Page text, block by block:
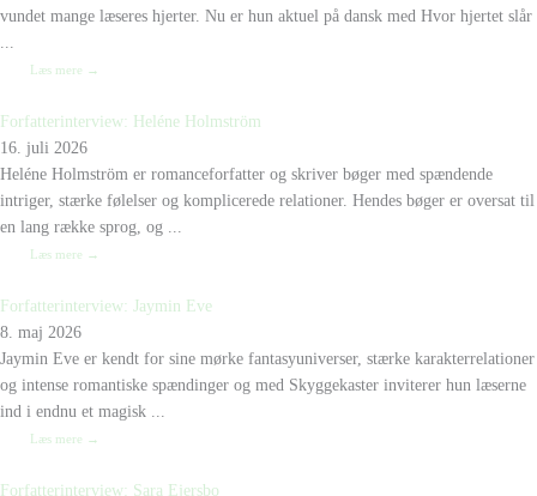
vundet mange læseres hjerter. Nu er hun aktuel på dansk med Hvor hjertet slår
Læs mere →
Forfatterinterview: Heléne Holmström
16. juli 2026
Heléne Holmström er romanceforfatter og skriver bøger med spændende
intriger, stærke følelser og komplicerede relationer. Hendes bøger er oversat til
en lang række sprog, og ...
Læs mere →
Forfatterinterview: Jaymin Eve
8. maj 2026
Jaymin Eve er kendt for sine mørke fantasyuniverser, stærke karakterrelationer
og intense romantiske spændinger og med Skyggekaster inviterer hun læserne
ind i endnu et magisk ...
Læs mere →
Forfatterinterview: Sara Ejersbo